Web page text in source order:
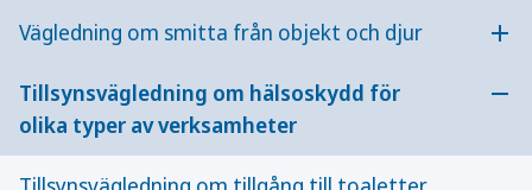
Vägledning om smitta från objekt och djur
Tillsynsvägledning om hälsoskydd för
olika typer av verksamheter
Till dig om är privatperson och har klagomål
Har du klagomål på hygien, städning, luftkvalitet eller